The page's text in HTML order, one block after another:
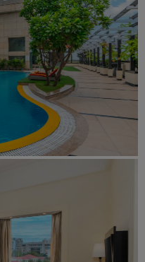
सर्विस्ड अपार्टमेंट
एयरपोर्ट होटल
नए और जल्दी शुरू होने वाले होटल
मीटिंग और इवेंट
Radisson Meetings की खोज
मीटिंग की जगह बुक करें
उद्योगों के लिए समाधान
फ्लाइट्स खोजें